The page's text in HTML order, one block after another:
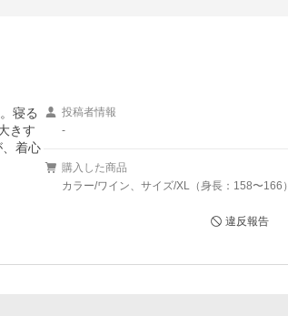
寝る
きす
着心
投稿者情報
-
購入した商品
カラー/ワイン、サイズ/XL（身長：158〜166）
違反報告